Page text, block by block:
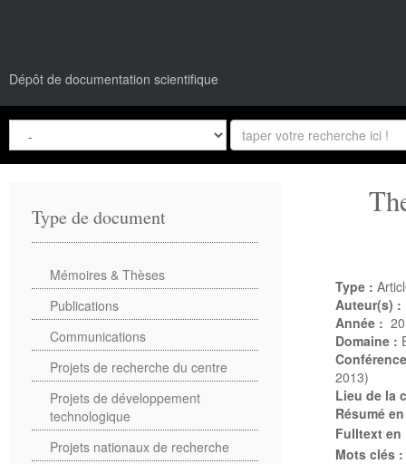
Dépôt de documentation scientifique
Type :
Auteur(s) :
Année :
Domaine :
2013)
Lieu de la
Résumé
Fulltext en
Mots clés :
Type de document
Mémoires & Thèses
Publications
Communications
Projets de recherche du centre
Projets de développement
technologique
Projets nationaux de recherche